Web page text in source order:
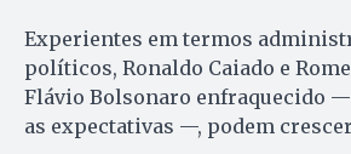
Experientes em termos
políticos, Ronaldo Caiado e
Flávio Bolsonaro enfraquecido
as expectativas —, podem